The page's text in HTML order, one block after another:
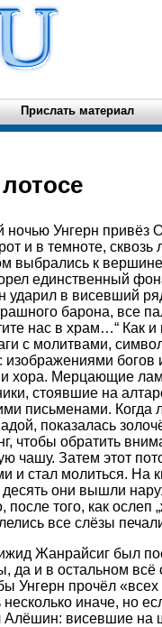
Прислать материал
ночью Унгерн привёз
и в темноте,
выбрались к
единственный
ударил в висевший
барона, все
нас в храм…“ Как
с молитвами,
богов
хора. Мерцающие
стоявшие на
письменами.
показалась
чтобы обратить
чашу. Затем этот
и стал молиться. На
десять они вышли
после того, как
все слёзы
Жанрайсиг был
да и в остальном
Унгерн прочёл
несколько иначе, но
Алёшин: висевшие на